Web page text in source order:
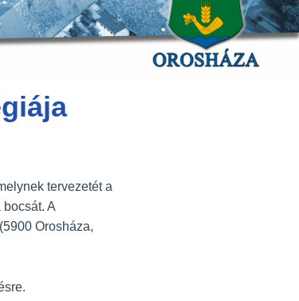
tervezetét a
A
Orosháza,